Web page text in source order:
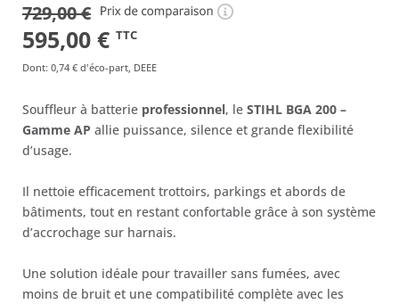
729,00€
Le
prix
était :
729,00 €.
595,00 €Le
prix
est :
TTC
Dont: 0,74 € d'éco-part, DEEE
Souffleur à batterie professionnel, le STIHL BGA 200 –
Gamme AP allie puissance, silence et grande flexibilité
d’usage.
Il nettoie efficacement trottoirs, parkings et abords de
bâtiments, tout en restant confortable grâce à son système
d’accrochage sur harnais.
Une solution idéale pour travailler sans fumées, avec
moins de bruit et une compatibilité complète avec les